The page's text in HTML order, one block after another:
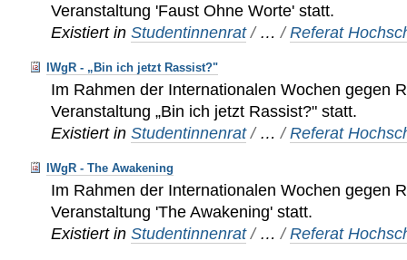
Veranstaltung 'Faust Ohne Worte' statt.
Existiert in Studentinnenrat / …/Referat
IWgR - „Bin ich jetzt Rassist?"
Im Rahmen der Internationalen Wochen gegen
Veranstaltung „Bin ich jetzt Rassist?" statt.
Existiert in Studentinnenrat / …/Referat
IWgR - The Awakening
Im Rahmen der Internationalen Wochen gegen
Veranstaltung 'The Awakening' statt.
Existiert in Studentinnenrat / …/Referat